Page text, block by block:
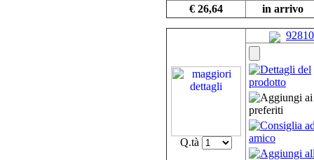
€ 26,64
in arrivo
Q.tà
92810